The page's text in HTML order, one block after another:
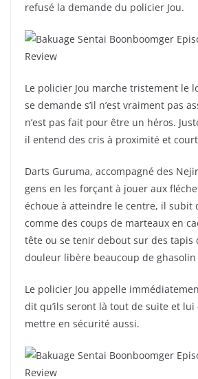
refusé la demande du policier Jou.
Le policier Jou marche tristement le
se demande s’il n’est vraiment pas
n’est pas fait pour être un héros.
il entend des cris à proximité et
Darts Guruma, accompagné des
gens en les forçant à jouer aux
échoue à atteindre le centre, il subit
comme des coups de marteaux en
tête ou se tenir debout sur des tapis
douleur libère beaucoup de ghasolin
Le policier Jou appelle
dit qu’ils seront là tout de suite et lui
mettre en sécurité aussi.